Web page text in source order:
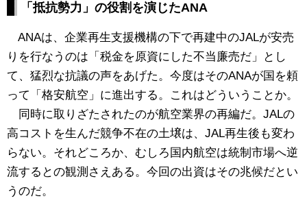
「抵抗勢力」の役割を演じたANA
ANAは、企業再生支援機構の下で再建中のJALが安売
りを行なうのは「税金を原資にした不当廉売だ」とし
て、猛烈な抗議の声をあげた。今度はそのANAが国を頼
って「格安航空」に進出する。これはどういうことか。
同時に取りざたされたのが航空業界の再編だ。JALの
高コストを生んだ競争不在の土壌は、JAL再生後も変わ
らない。それどころか、むしろ国内航空は統制市場へ逆
流するとの観測さえある。今回の出資はその兆候だとい
うのだ。